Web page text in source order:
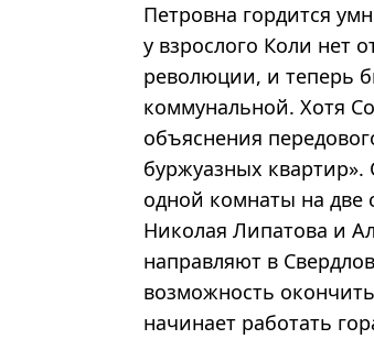
Петровна гордится
у взрослого Коли нет
революции, и теперь
коммунальной. Хотя
объяснения
буржуазных
одной комнаты на две
Николая Липатова и
направляют в
возможность
начинает работать